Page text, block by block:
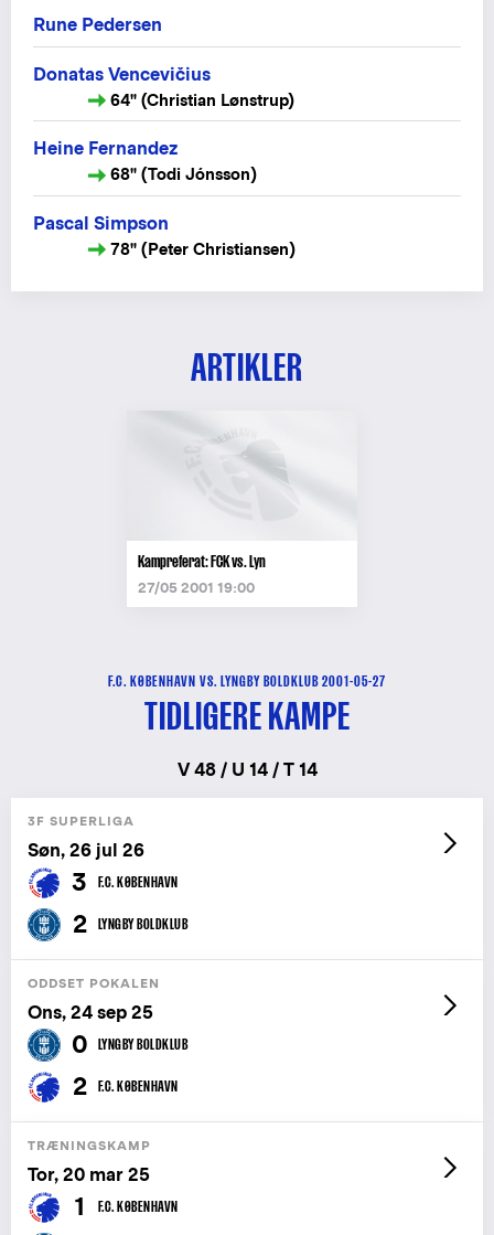
Rune Pedersen
Donatas Vencevičius
64" (Christian Lønstrup)
Heine Fernandez
68" (Todi Jónsson)
Pascal Simpson
78" (Peter Christiansen)
ARTIKLER
Kampreferat: FCK vs. Lyn
27/05 2001 19:00
F.C. KØBENHAVN VS. LYNGBY BOLDKLUB 2001-05-27
TIDLIGERE KAMPE
V 48 / U 14 / T 14
3F SUPERLIGA
Søn, 26 jul 26
3 F.C. KØBENHAVN
2 LYNGBY BOLDKLUB
ODDSET POKALEN
Ons, 24 sep 25
0 LYNGBY BOLDKLUB
2 F.C. KØBENHAVN
TRÆNINGSKAMP
Tor, 20 mar 25
1 F.C. KØBENHAVN